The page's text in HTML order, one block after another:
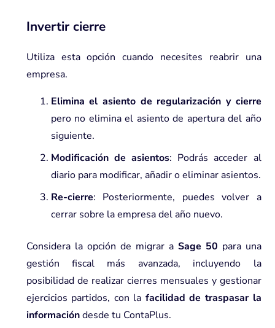
Invertir cierre
Utiliza esta opción cuando necesites reabrir una
empresa.
Elimina el asiento de regularización y cierre
pero no elimina el asiento de apertura del año
siguiente.
Modificación de asientos: Podrás acceder al
diario para modificar, añadir o eliminar asientos.
Re-cierre: Posteriormente, puedes volver a
cerrar sobre la empresa del año nuevo.
Considera la opción de migrar aSage 50 para una
gestión fiscal más avanzada, incluyendo la
posibilidad de realizar cierres mensuales y gestionar
ejercicios partidos, con la facilidad de traspasar la
informacióndesde tu ContaPlus.